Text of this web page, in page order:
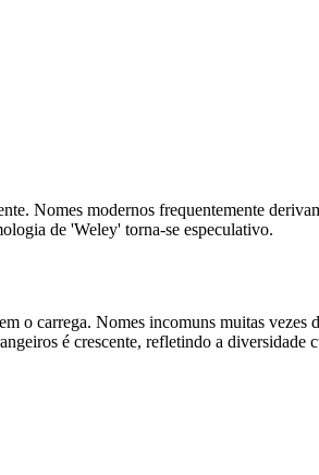
Nomes modernos frequentemente
de 'Weley' torna-se especulativo.
o carrega. Nomes incomuns muitas vezes
é crescente, refletindo a